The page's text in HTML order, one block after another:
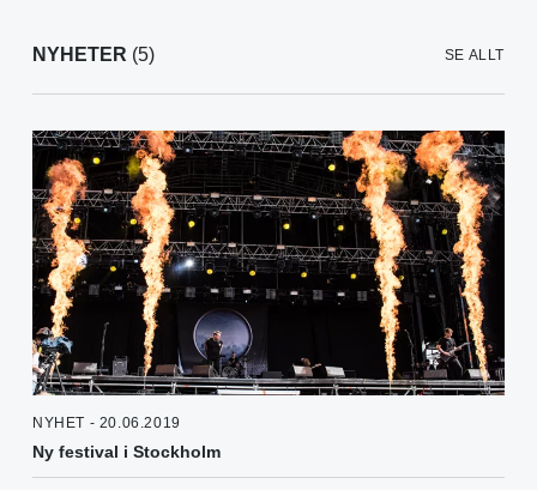
NYHETER (5) SE ALLT
NYHET - 20.06.2019
Ny festival i Stockholm